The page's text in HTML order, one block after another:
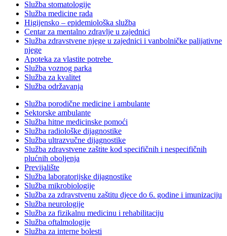
Služba stomatologije
Služba medicine rada
Higijensko – epidemiološka služba
Centar za mentalno zdravlje u zajednici
Služba zdravstvene njege u zajednici i vanbolničke palijativne
njege
Apoteka za vlastite potrebe
Služba voznog parka
Služba za kvalitet
Služba održavanja
Služba porodične medicine i ambulante
Sektorske ambulante
Služba hitne medicinske pomoći
Služba radiološke dijagnostike
Služba ultrazvučne dijagnostike
Služba zdravstvene zaštite kod specifičnih i nespecifičnih
plućnih oboljenja
Previjalište
Služba laboratorijske dijagnostike
Služba mikrobiologije
Služba za zdravstvenu zaštitu djece do 6. godine i imunizaciju
Služba neurologije
Služba za fizikalnu medicinu i rehabilitaciju
Služba oftalmologije
Služba za interne bolesti